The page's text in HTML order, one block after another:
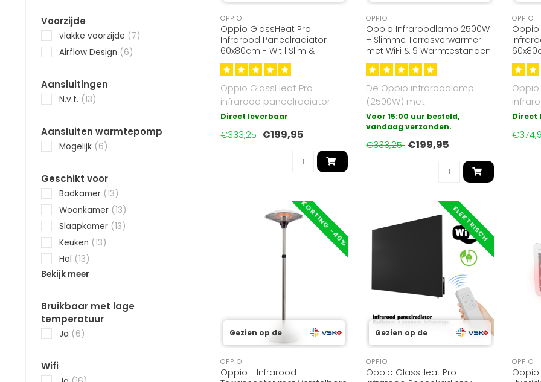
Voorzijde
vlakke voorzijde (7)
Airflow Design (6)
Aansluitingen
N.v.t. (13)
Aansluiten warmtepomp
Mogelijk (6)
Geschikt voor
Badkamer (13)
Woonkamer (13)
Slaapkamer (13)
Keuken (13)
Hal (13)
Bekijk meer
Bruikbaar met lage
temperatuur
Ja (6)
Wifi
OPPIO
Oppio GlassHeat Pro
Infrarood Paneelradiator
60x80cm - Wit | Slim &
Energiezuinig
Oppio GlassHeat Pro
infrarood paneelradiator
60x80cm kleur wit. 500W,
temperatuu..
Direct leverbaar
€333,25 €199,95
OPPIO
Oppio Infraroodlamp 2500W
– Slimme Terrasverwarmer
met WiFi & 9 Warmtestanden
De Oppio infraroodlamp
(2500W) met
wand-/plafondmontage
biedt krachtige verwarmi..
Voor 15:00 uur besteld,
vandaag verzonden.
€333,25 €199,95
OPPIO
Oppio
Oppio
Direct
KORTING -40%
Gezien op de
OPPIO
Oppio - Infrarood
ELEKTRISCH
Gezien op de
OPPIO
Oppio GlassHeat Pro
OPPIO
Oppio